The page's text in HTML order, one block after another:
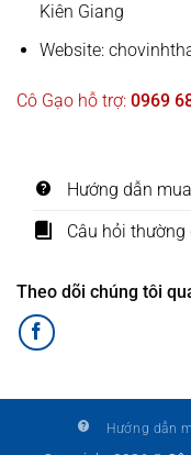
Kiên Giang
Website:
Cô Gạo hỗ trợ: 0969
Hướng dẫn
Câu hỏi thường
Theo dõi chúng tôi
Hướng dẫn